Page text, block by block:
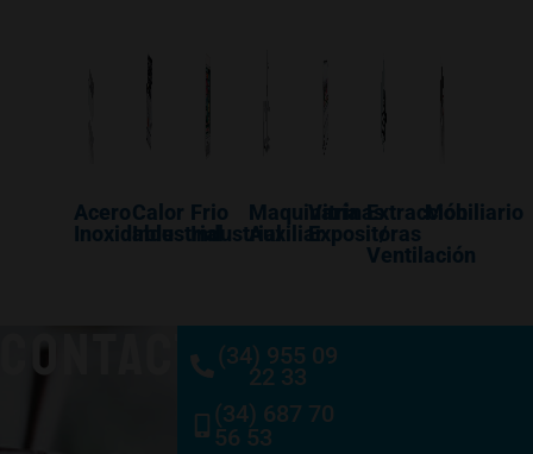
Acero
Inoxidable
Calor
Industrial
Frio
Industrial
Maquinaría
Auxiliar
Vitrinas
Expositoras
Extracción
/
Ventilación
Mobiliario
CONTACTO(34) 955 09
22 33
(34) 687 70
56 53